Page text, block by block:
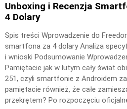
Unboxing i Recenzja
4 Dolary
Spis treści Wprowadzenie do
smartfona za 4 dolary Analiza
i wnioski Podsumowanie
Pamiętacie jak w lutym cały świat
251, czyli smartfonie z Androidem
pamiętacie również, że całe
przekrętem? Po rozpoczęciu